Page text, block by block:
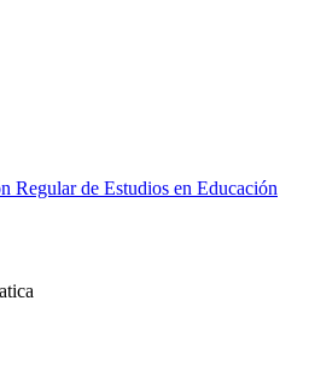
Regular de Estudios en Educación